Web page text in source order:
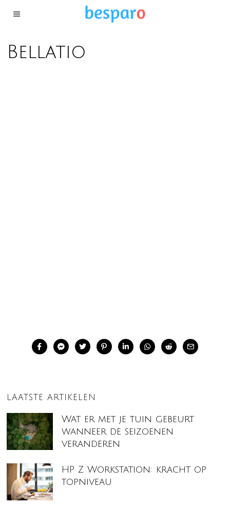
Bellatio
LAATSTE ARTIKELEN
Wat er met je tuin gebeurt
wanneer de seizoenen
veranderen
HP Z Workstation: kracht op
topniveau